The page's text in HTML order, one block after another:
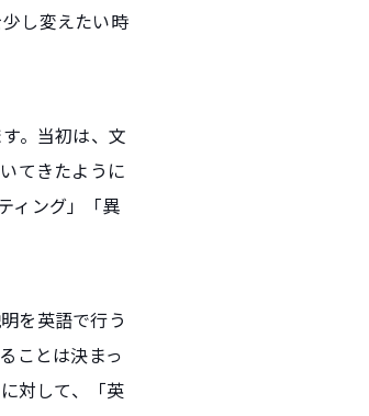
し変えたい時
。当初は、文
てきたように
ィング」「異
を英語で行う
ことは決まっ
対して、「英